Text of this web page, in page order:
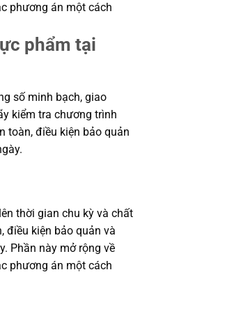
phương án một cách
phẩm tại
số minh bạch, giao
kiểm tra chương trình
toàn, điều kiện bảo quản
thời gian chu kỳ và chất
điều kiện bảo quản và
Phần này mở rộng về
phương án một cách